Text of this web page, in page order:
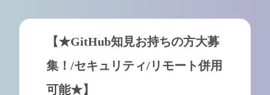
【★GitHub知見お持ちの方大募
集！/セキュリティ/リモート併用
可能★】